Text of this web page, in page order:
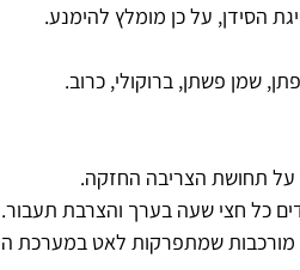
הסידן, על כן מומלץ להימנע.
על תחושת הצריבה החזקה.
שמתפרקות לאט במערכת